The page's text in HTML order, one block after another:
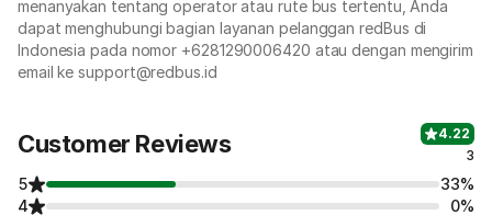
menanyakan tentang operator atau rute bus tertentu, Anda
dapat menghubungi bagian layanan pelanggan redBus di
Indonesia pada nomor +6281290006420 atau dengan mengirim
email ke support@redbus.id
Customer Reviews
4.22
3
5
33%
4
0%